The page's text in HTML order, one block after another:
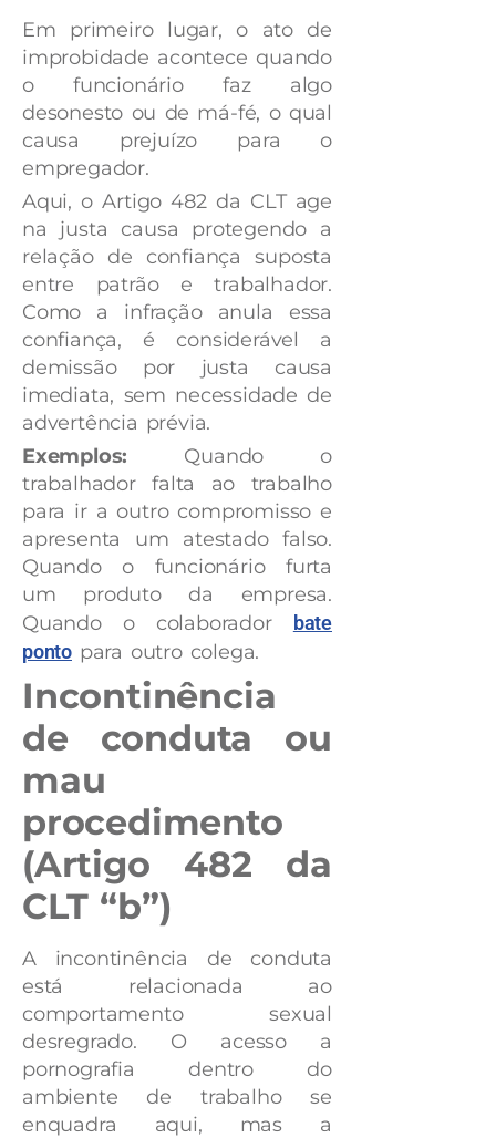
Em primeiro lugar, o ato de
improbidade acontece quando
o funcionário faz algo
desonesto ou de má-fé, o qual
causa prejuízo para o
empregador.
Aqui, o Artigo 482 da CLT age
na justa causa protegendo a
relação de confiança suposta
entre patrão e trabalhador.
Como a infração anula essa
confiança, é considerável a
demissão por justa causa
imediata, sem necessidade de
advertência prévia.
Exemplos: Quando o
trabalhador falta ao trabalho
para ir a outro compromisso e
apresenta um atestado falso.
Quando o funcionário furta
um produto da empresa.
Quando o colaborador
bate
ponto para outro colega.
Incontinência
de conduta ou
mau
procedimento
(Artigo 482 da
CLT “b”)
A incontinência de conduta
está relacionada ao
comportamento sexual
desregrado. O acesso a
pornografia dentro do
ambiente de trabalho se
enquadra aqui, mas a